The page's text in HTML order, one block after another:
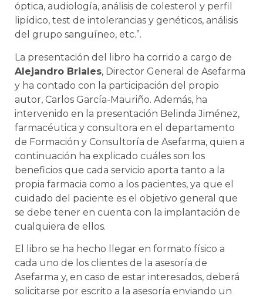
óptica, audiología, análisis de colesterol y perfil
lipídico, test de intolerancias y genéticos, análisis
del grupo sanguíneo, etc.”.
La presentación del libro ha corrido a cargo de
Alejandro Briales, Director General de Asefarma
y ha contado con la participación del propio
autor, Carlos García-Mauriño. Además, ha
intervenido en la presentación Belinda Jiménez,
farmacéutica y consultora en el departamento
de Formación y Consultoría de Asefarma, quien a
continuación ha explicado cuáles son los
beneficios que cada servicio aporta tanto a la
propia farmacia como a los pacientes, ya que el
cuidado del paciente es el objetivo general que
se debe tener en cuenta con la implantación de
cualquiera de ellos.
El libro se ha hecho llegar en formato físico a
cada uno de los clientes de la asesoría de
Asefarma y, en caso de estar interesados, deberá
solicitarse por escrito a la asesoría enviando un